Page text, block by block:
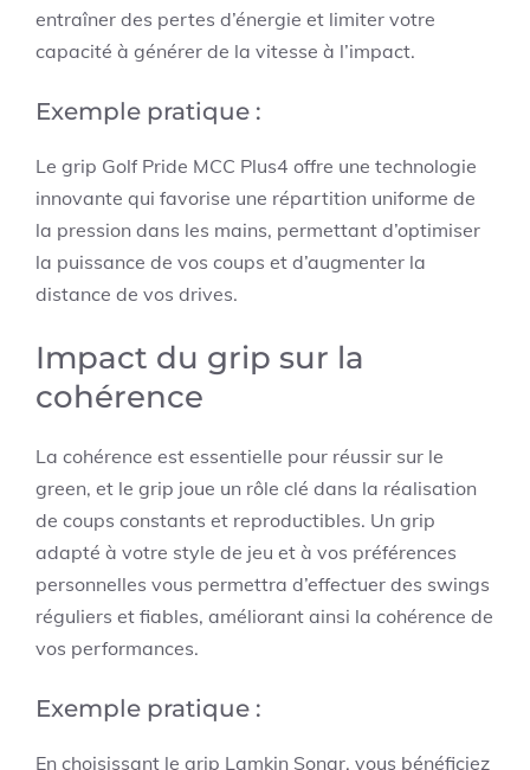
entraîner des pertes d’énergie et limiter votre
capacité à générer de la vitesse à l’impact.
Exemple pratique :
Le grip Golf Pride MCC Plus4 offre une technologie
innovante qui favorise une répartition uniforme de
la pression dans les mains, permettant d’optimiser
la puissance de vos coups et d’augmenter la
distance de vos drives.
Impact du grip sur la
cohérence
La cohérence est essentielle pour réussir sur le
green, et le grip joue un rôle clé dans la réalisation
de coups constants et reproductibles. Un grip
adapté à votre style de jeu et à vos préférences
personnelles vous permettra d’effectuer des swings
réguliers et fiables, améliorant ainsi la cohérence de
vos performances.
Exemple pratique :
En choisissant le grip Lamkin Sonar, vous bénéficiez